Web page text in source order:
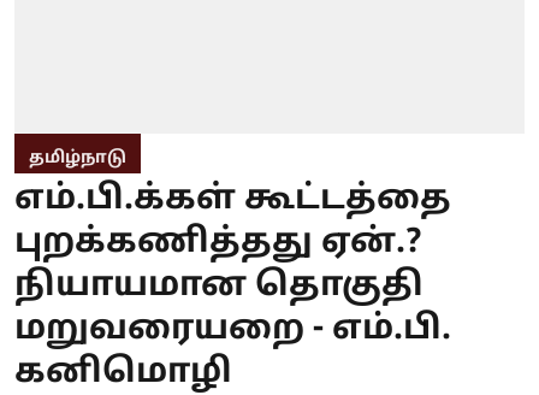
தமிழ்நாடு
எம்.பி.க்கள் கூட்டத்தை
புறக்கணித்தது ஏன்.?
நியாயமான தொகுதி
மறுவரையறை - எம்.பி.
கனிமொழி